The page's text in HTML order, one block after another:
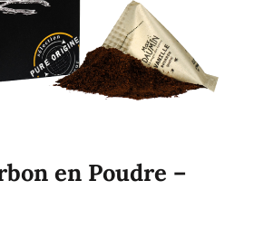
en Poudre –